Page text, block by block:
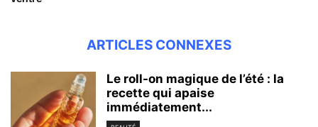
ARTICLES CONNEXES
Le roll-on magique de l’été : la
recette qui apaise
immédiatement...